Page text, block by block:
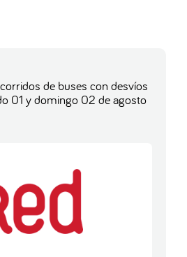
de buses con desvíos
01 y domingo 02 de agosto